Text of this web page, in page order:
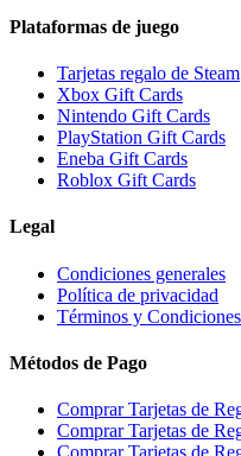
Plataformas de juego
Tarjetas regalo de Steam
Xbox Gift Cards
Nintendo Gift Cards
PlayStation Gift Cards
Eneba Gift Cards
Roblox Gift Cards
Legal
Condiciones generales
Política de privacidad
Términos y
Métodos de Pago
Comprar Tarjetas de
Comprar Tarjetas de